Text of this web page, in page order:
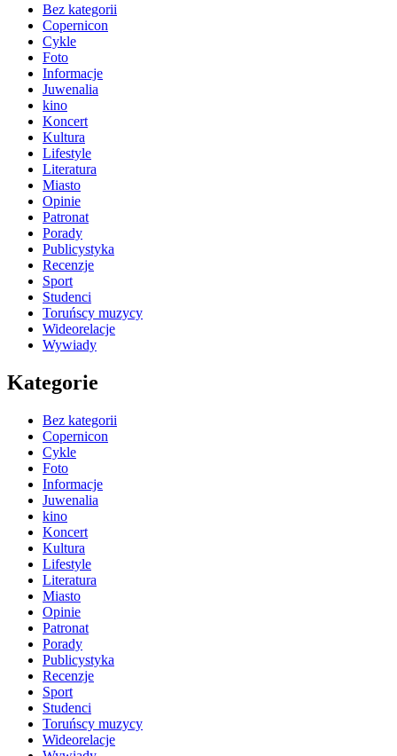
Bez kategorii
Copernicon
Cykle
Foto
Informacje
Juwenalia
kino
Koncert
Kultura
Lifestyle
Literatura
Miasto
Opinie
Patronat
Porady
Publicystyka
Recenzje
Sport
Studenci
Toruńscy muzycy
Wideorelacje
Wywiady
Kategorie
Bez kategorii
Copernicon
Cykle
Foto
Informacje
Juwenalia
kino
Koncert
Kultura
Lifestyle
Literatura
Miasto
Opinie
Patronat
Porady
Publicystyka
Recenzje
Sport
Studenci
Toruńscy muzycy
Wideorelacje